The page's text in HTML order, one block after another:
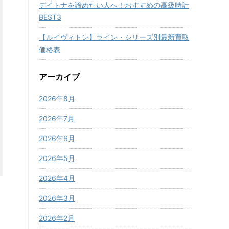
デイトナを諦めたい人へ！おすすめの高級時計
BEST3
【ルイヴィトン】ライン・シリーズ別最新買取
価格表
アーカイブ
2026年8月
2026年7月
2026年6月
2026年5月
2026年4月
2026年3月
2026年2月